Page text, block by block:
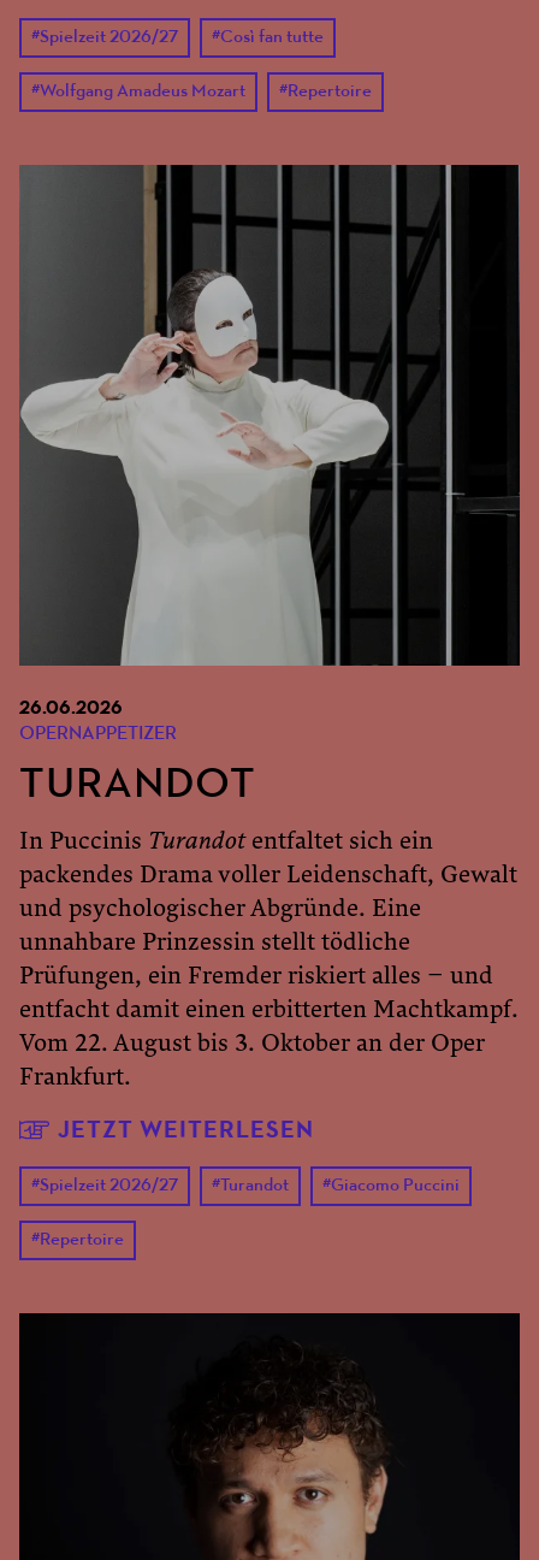
#Spielzeit 2026/27 #Così fan tutte
#Wolfgang Amadeus Mozart #Repertoire
26.06.2026
OPERNAPPETIZER
TURANDOT
In Puccinis Turandotentfaltet sich ein
packendes Drama voller Leidenschaft, Gewalt
und psychologischer Abgründe. Eine
unnahbare Prinzessin stellt tödliche
Prüfungen, ein Fremder riskiert alles – und
entfacht damit einen erbitterten Machtkampf.
Vom 22. August bis 3. Oktober an der Oper
Frankfurt.
JETZT WEITERLESEN
#Spielzeit 2026/27 # Turandot #Giacomo Puccini
#Repertoire